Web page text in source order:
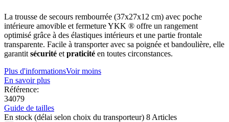
La trousse de secours rembourrée (37x27x12 cm) avec poche
intérieure amovible et fermeture YKK ® offre un rangement
optimisé grâce à des élastiques intérieurs et une partie frontale
transparente. Facile à transporter avec sa poignée et bandoulière, elle
garantit sécurité et praticité en toutes circonstances.
Plus d'informationsVoir moins
En savoir plus
Référence:
34079
Guide de tailles
En stock (délai selon choix du transporteur) 8 Articles